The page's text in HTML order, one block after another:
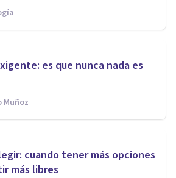
es que nunca nada es
Muñoz
cuando tener más opciones
más libres